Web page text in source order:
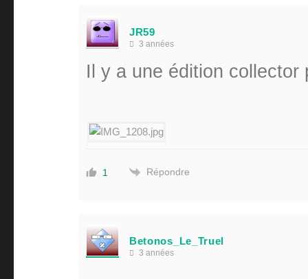
JR59
3 années
Il y a une édition collector
1 Répondre
Betonos_Le_Truel
3 années